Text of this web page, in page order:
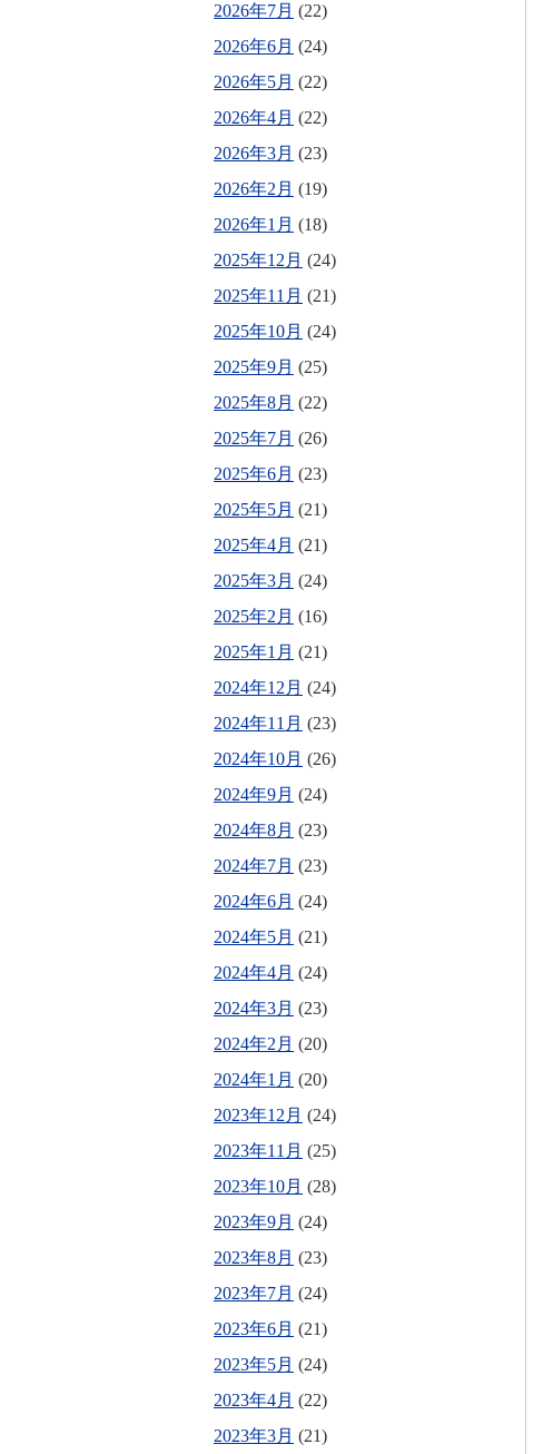
2026年7月 (22)
2026年6月 (24)
2026年5月 (22)
2026年4月 (22)
2026年3月 (23)
2026年2月 (19)
2026年1月 (18)
2025年12月 (24)
2025年11月 (21)
2025年10月 (24)
2025年9月 (25)
2025年8月 (22)
2025年7月 (26)
2025年6月 (23)
2025年5月 (21)
2025年4月 (21)
2025年3月 (24)
2025年2月 (16)
2025年1月 (21)
2024年12月 (24)
2024年11月 (23)
2024年10月 (26)
2024年9月 (24)
2024年8月 (23)
2024年7月 (23)
2024年6月 (24)
2024年5月 (21)
2024年4月 (24)
2024年3月 (23)
2024年2月 (20)
2024年1月 (20)
2023年12月 (24)
2023年11月 (25)
2023年10月 (28)
2023年9月 (24)
2023年8月 (23)
2023年7月 (24)
2023年6月 (21)
2023年5月 (24)
2023年4月 (22)
2023年3月 (21)